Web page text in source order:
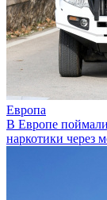
Европа
В Европе
наркотики через